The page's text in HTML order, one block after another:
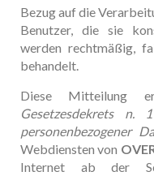
Bezug auf die
Benutzer, die sie
werden rechtmäßig,
behandelt.
Diese Mitteilung
Gesetzesdekrets n.
personenbezogener
Webdiensten von
Internet ab der